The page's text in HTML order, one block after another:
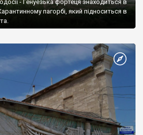
- Генуезька фортеця знаходиться в
пагорбі, який підноситься в